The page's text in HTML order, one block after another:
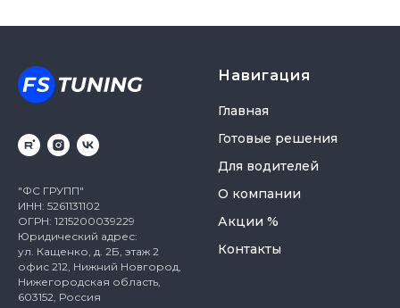
"ФС ГРУПП"
ИНН: 5261131102
ОГРН: 1215200039229
Юридический адрес:
ул. Кащенко, д. 2Б, этаж 2
офис 212, Нижний Новгород,
Нижегородская область,
603152, Россия
Навигация
Главная
Готовые решения
Для водителей
О компании
Акции %
Контакты